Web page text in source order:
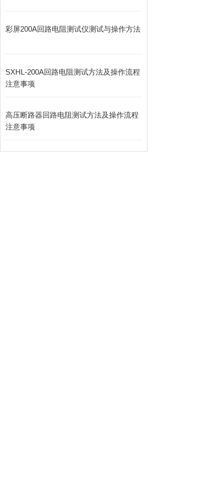
彩屏200A回路电阻测试仪测试与操作方法
SXHL-200A回路电阻测试方法及操作流程
注意事项
高压断路器回路电阻测试方法及操作流程
注意事项